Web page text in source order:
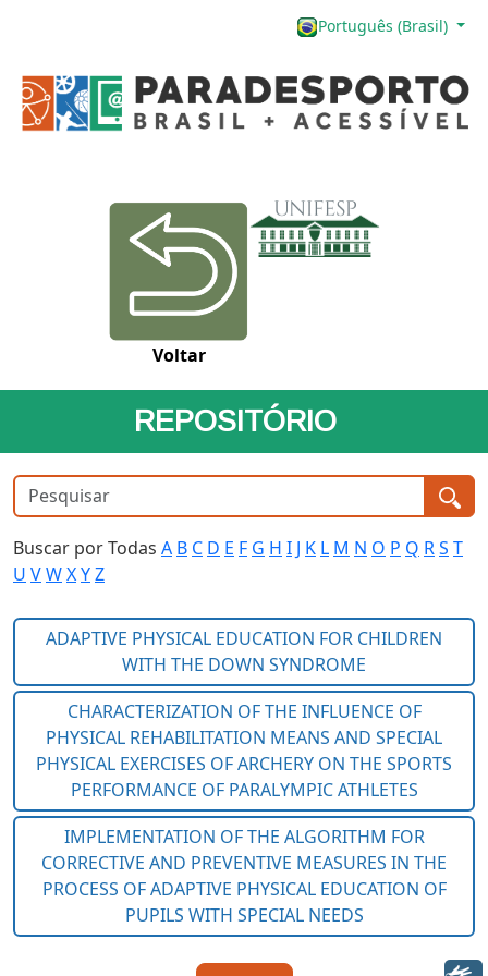
Português (Brasil)
Voltar
REPOSITÓRIO
Buscar por Todas A B C D E F G H I J K L M N O P Q RS T
U VWXYZ